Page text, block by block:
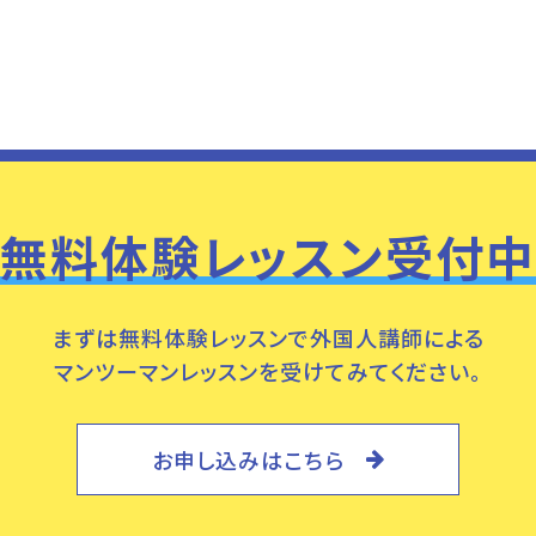
無料体験レッスン受付中
まずは無料体験レッスンで外国人講師による
マンツーマンレッスンを受けてみてください。
お申し込みはこちら